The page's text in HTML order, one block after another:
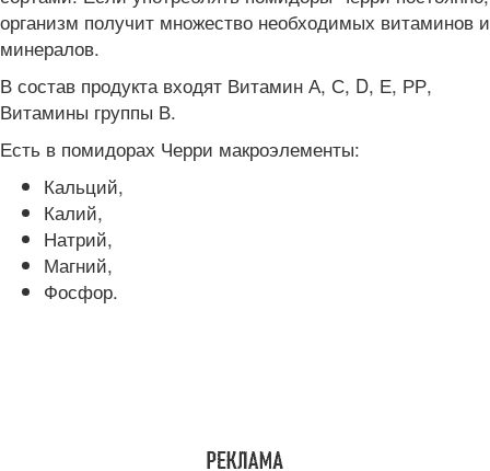
организм получит множество необходимых витаминов и
минералов.
В состав продукта входят Витамин А, С, D, Е, РР,
Витамины группы В.
Есть в помидорах Черри макроэлементы:
Кальций,
Калий,
Натрий,
Магний,
Фосфор.